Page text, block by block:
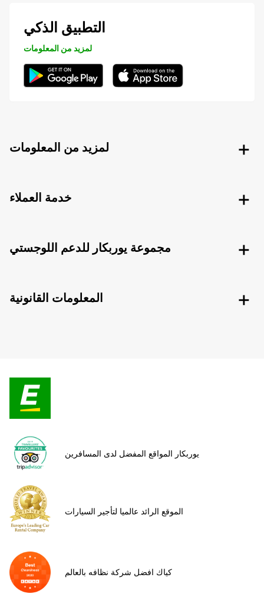
التطبيق الذكي
لمزيد من المعلومات
لمزيد من المعلومات
خدمة العملاء
مجموعة يوربكار للدعم اللوجستي
المعلومات القانونية
يوربكار المواقع المفضل لدى المسافرين
الموقع الرائد عالميا لتأجير السيارات
كياك افضل شركة نظافه بالعالم